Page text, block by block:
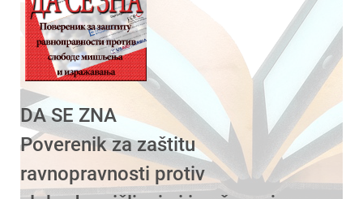
DA SE ZNA
Poverenik za zaštitu
ravnopravnosti protiv